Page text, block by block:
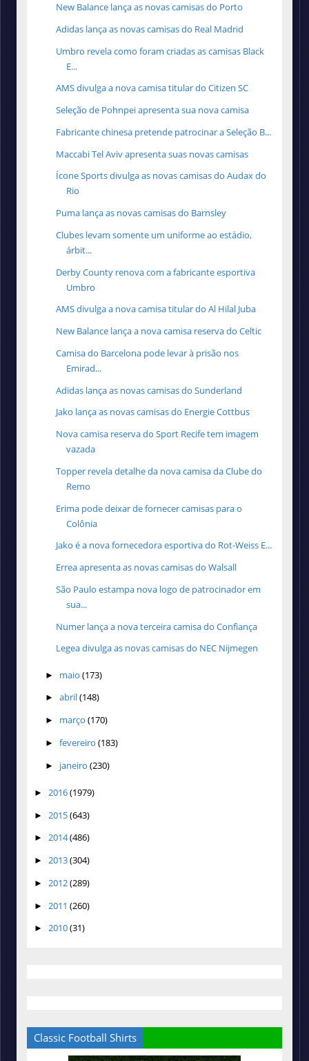
New Balance lança as novas camisas do Porto
Adidas lança as novas camisas do Real Madrid
Umbro revela como foram criadas as camisas Black
E...
AMS divulga a nova camisa titular do Citizen SC
Seleção de Pohnpei apresenta sua nova camisa
Fabricante chinesa pretende patrocinar a Seleção B...
Maccabi Tel Aviv apresenta suas novas camisas
Ícone Sports divulga as novas camisas do Audax do
Rio
Puma lança as novas camisas do Barnsley
Clubes levam somente um uniforme ao estádio,
árbit...
Derby County renova com a fabricante esportiva
Umbro
AMS divulga a nova camisa titular do Al Hilal Juba
New Balance lança a nova camisa reserva do Celtic
Camisa do Barcelona pode levar à prisão nos
Emirad...
Adidas lança as novas camisas do Sunderland
Jako lança as novas camisas do Energie Cottbus
Nova camisa reserva do Sport Recife tem imagem
vazada
Topper revela detalhe da nova camisa da Clube do
Remo
Erima pode deixar de fornecer camisas para o
Colônia
Jako é a nova fornecedora esportiva do Rot-Weiss E...
Errea apresenta as novas camisas do Walsall
São Paulo estampa nova logo de patrocinador em
sua...
Numer lança a nova terceira camisa do Confiança
Legea divulga as novas camisas do NEC Nijmegen
► maio (173)
► abril(148)
► março (170)
► fevereiro (183)
► janeiro (230)
► 2016(1979)
► 2015(643)
► 2014(486)
► 2013(304)
► 2012(289)
► 2011 (260)
► 2010(31)
Classic Football Shirts